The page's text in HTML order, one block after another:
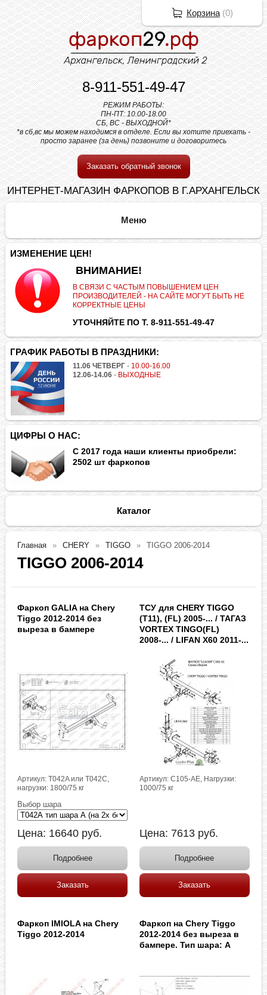
8-911-551-49-47
РЕЖИМ РАБОТЫ:
ПН-ПТ: 10.00-18.00
СБ, ВС - ВЫХОДНОЙ*
*в сб,вс мы можем находимся в отделе. Если вы хотите приехать -
просто заранее (за день) позвоните и договоритесь
Заказать обратный звонок
ИНТЕРНЕТ-МАГАЗИН ФАРКОПОВ В Г.АРХАНГЕЛЬСК
ИЗМЕНЕНИЕ ЦЕН!
ВНИМАНИЕ!
В СВЯЗИ С ЧАСТЫМ ПОВЫШЕНИЕМ ЦЕН
ПРОИЗВОДИТЕЛЕЙ - НА САЙТЕ МОГУТ БЫТЬ НЕ
КОРРЕКТНЫЕ ЦЕНЫ
УТОЧНЯЙТЕ ПО Т. 8-911-551-49-47
ГРАФИК РАБОТЫ В ПРАЗДНИКИ:
11.06 ЧЕТВЕРГ - 10.00-16.00
12.06-14.06 - ВЫХОДНЫЕ
ЦИФРЫ О НАС:
С 2017 года наши клиенты приобрели:
2502 шт фаркопов
Каталог
Главная CHERY TIGGO TIGGO 2006-2014
TIGGO 2006-2014
Фаркоп GALIA на Chery
Tiggo 2012-2014 без
выреза в бампере
Артикул: T042A или T042C,
нагрузки: 1800/75 кг
Выбор шара
Цена: 16640 руб.
Подробнее
Заказать
ТСУ для CHERY TIGGO
(T11), (FL) 2005-... / ТАГАЗ
VORTEX TINGO(FL)
2008-... / LIFAN X60 2011-...
Артикул: C105-AE, Нагрузки:
1000/75 кг
Цена: 7613 руб.
Подробнее
Заказать
Фаркоп IMIOLA на Chery
Tiggo 2012-2014
Фаркоп на Chery Tiggo
2012-2014 без выреза в
бампере. Тип шара: A
Корзина(0)